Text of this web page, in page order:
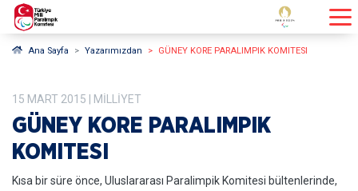
Ana Sayfa Yazarımızdan GÜNEY KORE PARALIMPIK KOMITESI
15 MART 2015 | MILLIYET
GÜNEY KORE PARALIMPIK
KOMITESI
Kısa bir süre önce, Uluslararası Paralimpik Komitesi bültenlerinde,